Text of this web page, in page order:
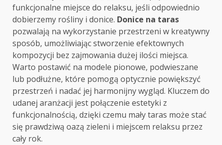
funkcjonalne miejsce do relaksu, jeśli odpowiednio
dobierzemy rośliny i donice. Donice na taras
pozwalają na wykorzystanie przestrzeni w kreatywny
sposób, umożliwiając stworzenie efektownych
kompozycji bez zajmowania dużej ilości miejsca.
Warto postawić na modele pionowe, podwieszane
lub podłużne, które pomogą optycznie powiększyć
przestrzeń i nadać jej harmonijny wygląd. Kluczem do
udanej aranżacji jest połączenie estetyki z
funkcjonalnością, dzięki czemu mały taras może stać
się prawdziwą oazą zieleni i miejscem relaksu przez
cały rok.